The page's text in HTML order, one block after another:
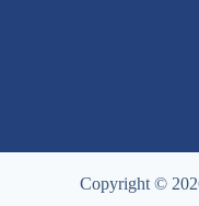
Copyright ©